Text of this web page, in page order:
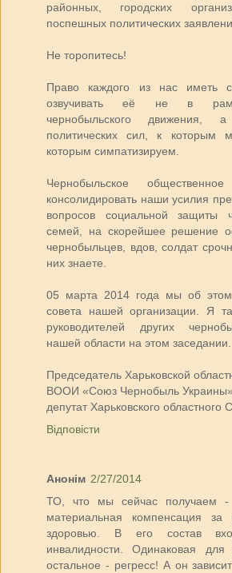
районных, городских
поспешных политических
Не торопитесь!
Право каждого из нас иметь
озвучивать её не в
чернобыльского движения,
политических сил, к которым
которым симпатизируем.
Чернобыльское
консолидировать наши усилия
вопросов социальной защиты
семей, на скорейшее решение
чернобыльцев, вдов, солдат
них знаете.
05 марта 2014 года мы об
совета нашей организации. Я
руководителей других
нашей области на этом заседании.
Председатель Харьковской
ВООИ «Союз Чернобыль Украины»
депутат Харьковского областного
Відповісти
Анонім 2/27/2014
ТО, что мы сейчас получаем
материальная компенсация
здоровью. В его состав
инвалидности. Одинаковая
остальное - регресс! А он